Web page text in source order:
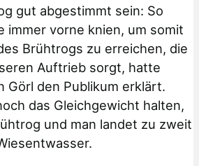
gut abgestimmt sein: So
immer vorne knien, um somit
Brühtrogs zu erreichen, die
Auftrieb sorgt, hatte
Görl den Publikum erklärt.
das Gleichgewicht halten,
und man landet zu zweit